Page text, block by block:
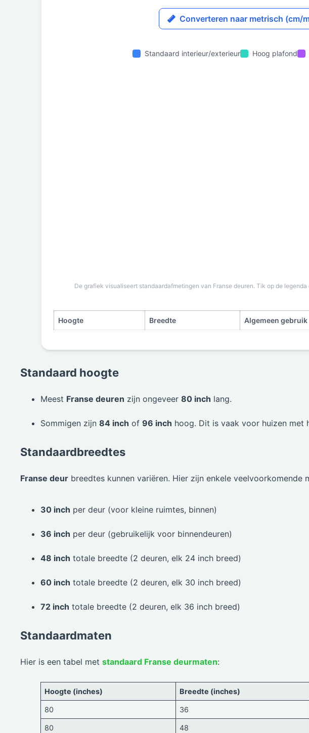
Converteren naar metrisch (cm/
Standaard interieur/exterieur Hoog plafond
De grafiek visualiseert standaardafmetingen van Franse deuren. Tik op de
Hoogte Breedte Algemeen gebruik
Standaard hoogte
Meest Franse deuren zijn ongeveer 80 inch lang.
Sommigen zijn 84 inch of 96 inch hoog. Dit is vaak voor huizen met
Standaardbreedtes
Franse deur breedtes kunnen variëren. Hier zijn enkele veelvoorkomende
30 inch per deur (voor kleine ruimtes, binnen)
36 inch per deur (gebruikelijk voor binnendeuren)
48 inch totale breedte (2 deuren, elk 24 inch breed)
60 inch totale breedte (2 deuren, elk 30 inch breed)
72 inch totale breedte (2 deuren, elk 36 inch breed)
Standaardmaten
Hier is een tabel met standaard Franse deurmaten:
Hoogte (inches) Breedte (inches)
80 36
80 48